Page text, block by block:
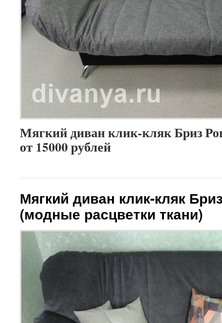
Мягкий диван клик-кляк Бриз
от 15000 рублей
Мягкий диван клик-кляк
(модные расцветки ткани)